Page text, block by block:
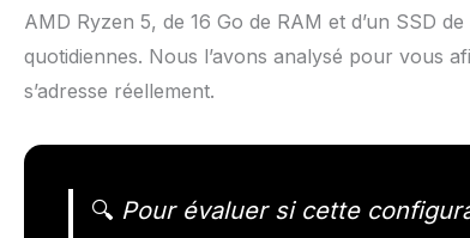
AMD Ryzen 5, de 16 Go de RAM et d’un SSD
quotidiennes. Nous l’avons analysé pour vous
s’adresse réellement.
🔍 Pour évaluer si cette